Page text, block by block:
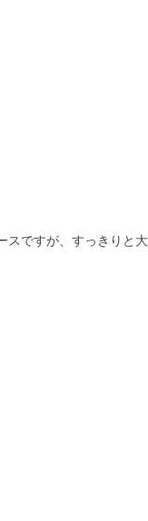
スですが、すっきりと大